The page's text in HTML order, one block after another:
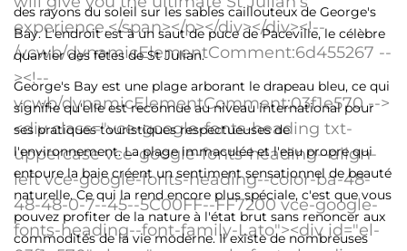
des rayons du soleil sur les sables caillouteux de George's
Bay. L'endroit est à un saut de puce de Paceville, le célèbre
quartier des fêtes de St Julian.
George's Bay est une plage arborant le drapeau bleu, ce qui
signifie qu'elle est reconnue au niveau international pour
ses pratiques touristiques respectueuses de
l'environnement. La plage immaculée et l'eau propre qui
entoure la baie créent un sentiment sensationnel de beauté
naturelle. Ce qui la rend encore plus spéciale, c'est que vous
pouvez profiter de la nature à l'état brut sans renoncer aux
commodités de la vie moderne. Il existe de nombreuses